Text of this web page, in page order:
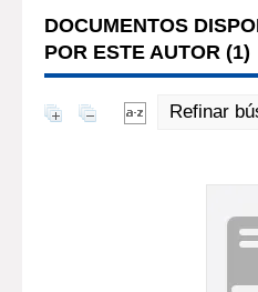
DOCUMENTOS
POR ESTE AUTOR (1)
Refinar